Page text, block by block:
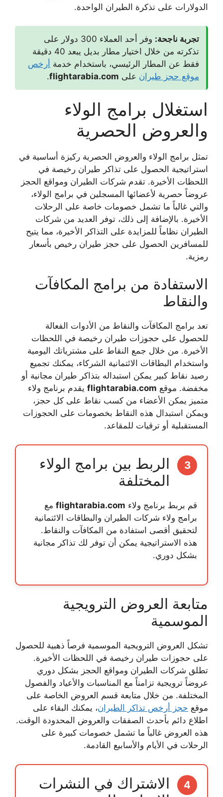
الدولارات على تذكرة الطيران الواحدة.
تجربة ناجحة:
وفر أحد العملاء 300 دولار على
تذكرته من خلال اختيار مطار بديل يبعد 40 دقيقة
فقط عن المطار الرئيسي، باستخدام خدمة أرخص
موقع حجز طيران على flightarabia.com
.
استغلال برامج الولاء
والعروض الحصرية
تمثل برامج الولاء والعروض الحصرية ركيزة أساسية في
استراتيجية الحصول على تذاكر طيران رخيصة في
اللحظات الأخيرة. تقدم شركات الطيران ومواقع الحجز
عروضاً حصرية لأعضائها المسجلين في برامج الولاء،
والتي غالباً ما تشمل خصومات خاصة على الرحلات
الأخيرة. بالإضافة إلى ذلك، توفر العديد من شركات
الطيران نظاماً للمزايدة على التذاكر الأخيرة، مما يتيح
للمسافرين الحصول على حجز طيران رخيص بأسعار
رمزية.
الاستفادة من برامج المكافآت
والنقاط
تعد برامج المكافآت والنقاط من الأدوات الفعالة
للحصول على حجوزات طيران رخيصة في اللحظات
الأخيرة. من خلال جمع النقاط على مشترياتك اليومية
واستخدام البطاقات الائتمانية الشركاء، يمكنك تجميع
رصيد نقاط كبير يمكن استبداله بتذاكر طيران مجانية أو
مخفضة. موقع flightarabia.com يقدم برنامج ولاء
متميز يمكن الأعضاء من كسب نقاط على كل حجز،
ويمكن استبدال هذه النقاط بخصومات على الحجوزات
المستقبلية أو ترقيات للمقاعد.
3
الربط بين برامج الولاء
المختلفة
قم بربط برنامج ولاء flightarabia.com مع
برامج ولاء شركات الطيران والبطاقات الائتمانية
لتحقيق أقصى استفادة من المكافآت والنقاط.
هذه الاستراتيجية يمكن أن توفر لك تذاكر مجانية
بشكل دوري.
متابعة العروض الترويجية
الموسمية
تشكل العروض الترويجية الموسمية فرصاً ذهبية للحصول
على حجوزات طيران رخيصة في اللحظات الأخيرة.
تطلق شركات الطيران ومواقع الحجز بشكل دوري
عروضاً ترويجية تزامناً مع المناسبات والأعياد والفصول
المختلفة. من خلال متابعة قسم العروض الخاصة على
موقع حجز أرخص تذاكر الطيران، يمكنك البقاء على
اطلاع دائم بأحدث الصفقات والعروض المحدودة الوقت.
هذه العروض غالباً ما تشمل خصومات كبيرة على
الرحلات في الأيام والأسابيع القادمة.
4
الاشتراك في النشرات